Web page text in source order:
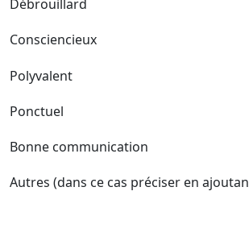
Débrouillard
Consciencieux
Polyvalent
Ponctuel
Bonne communication
Autres (dans ce cas préciser en